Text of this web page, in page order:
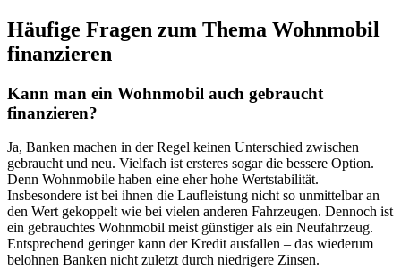
Häufige Fragen zum Thema Wohnmobil
finanzieren
Kann man ein Wohnmobil auch gebraucht
finanzieren?
Ja, Banken machen in der Regel keinen Unterschied zwischen
gebraucht und neu. Vielfach ist ersteres sogar die bessere Option.
Denn Wohnmobile haben eine eher hohe Wertstabilität.
Insbesondere ist bei ihnen die Laufleistung nicht so unmittelbar an
den Wert gekoppelt wie bei vielen anderen Fahrzeugen. Dennoch ist
ein gebrauchtes Wohnmobil meist günstiger als ein Neufahrzeug.
Entsprechend geringer kann der Kredit ausfallen – das wiederum
belohnen Banken nicht zuletzt durch niedrigere Zinsen.